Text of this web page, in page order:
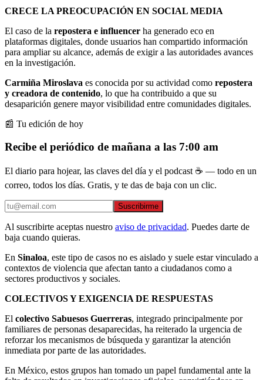
CRECE LA PREOCUPACIÓN EN SOCIAL MEDIA
El caso de la repostera e influencer ha generado eco en
plataformas digitales, donde usuarios han compartido información
para ampliar su alcance, además de exigir a las autoridades avances
en la investigación.
Carmiña Miroslava es conocida por su actividad como repostera
y creadora de contenido, lo que ha contribuido a que su
desaparición genere mayor visibilidad entre comunidades digitales.
📰 Tu edición de hoy
Recibe el periódico de mañana a las 7:00 am
El diario para hojear, las claves del día y el podcast ☕ — todo en un
correo, todos los días. Gratis, y te das de baja con un clic.
Suscribirme
Al suscribirte aceptas nuestro aviso de privacidad. Puedes darte de
baja cuando quieras.
En Sinaloa, este tipo de casos no es aislado y suele estar vinculado a
contextos de violencia que afectan tanto a ciudadanos como a
sectores productivos y sociales.
COLECTIVOS Y EXIGENCIA DE RESPUESTAS
El colectivo Sabuesos Guerreras, integrado principalmente por
familiares de personas desaparecidas, ha reiterado la urgencia de
reforzar los mecanismos de búsqueda y garantizar la atención
inmediata por parte de las autoridades.
En México, estos grupos han tomado un papel fundamental ante la